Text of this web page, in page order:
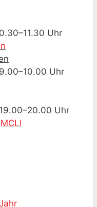
Uhr
Uhr
Uhr